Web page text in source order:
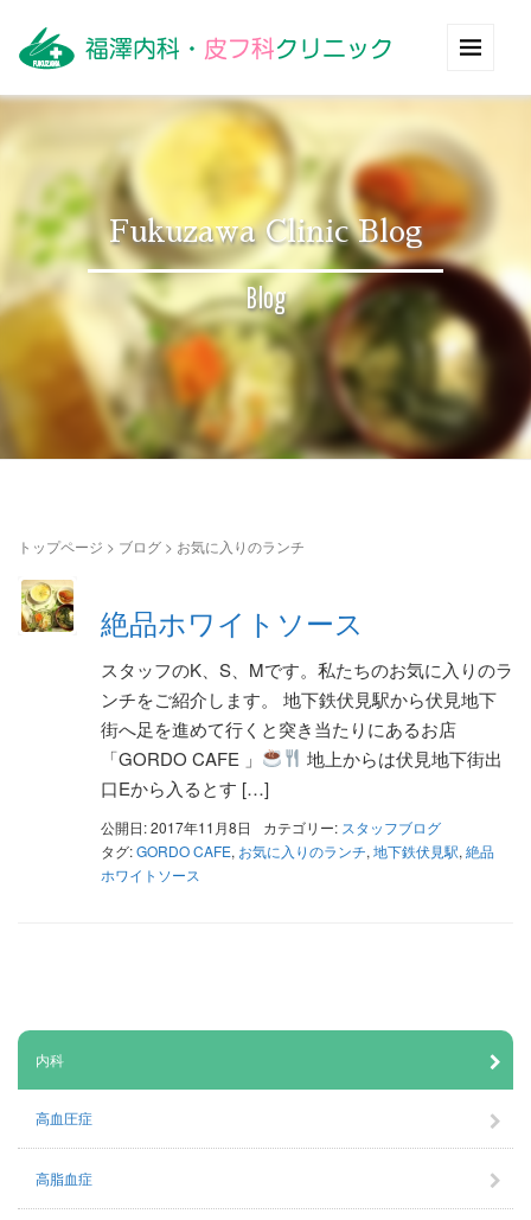
Fukuzawa Clinic Blog
Blog
トップページ > ブログ > お気に入りのランチ
絶品ホワイトソース
スタッフのK、S、Mです。私たちのお気に入りのラ
ンチをご紹介します。 地下鉄伏見駅から伏見地下
街へ足を進めて行くと突き当たりにあるお店
「GORDO CAFE 」
地上からは伏見地下街出
口Eから入るとす […]
公開日: 2017年11月8日 カテゴリー: スタッフブログ
タグ:GORDO CAFE, お気に入りのランチ, 地下鉄伏見駅, 絶品
ホワイトソース
内科
高血圧症
高脂血症